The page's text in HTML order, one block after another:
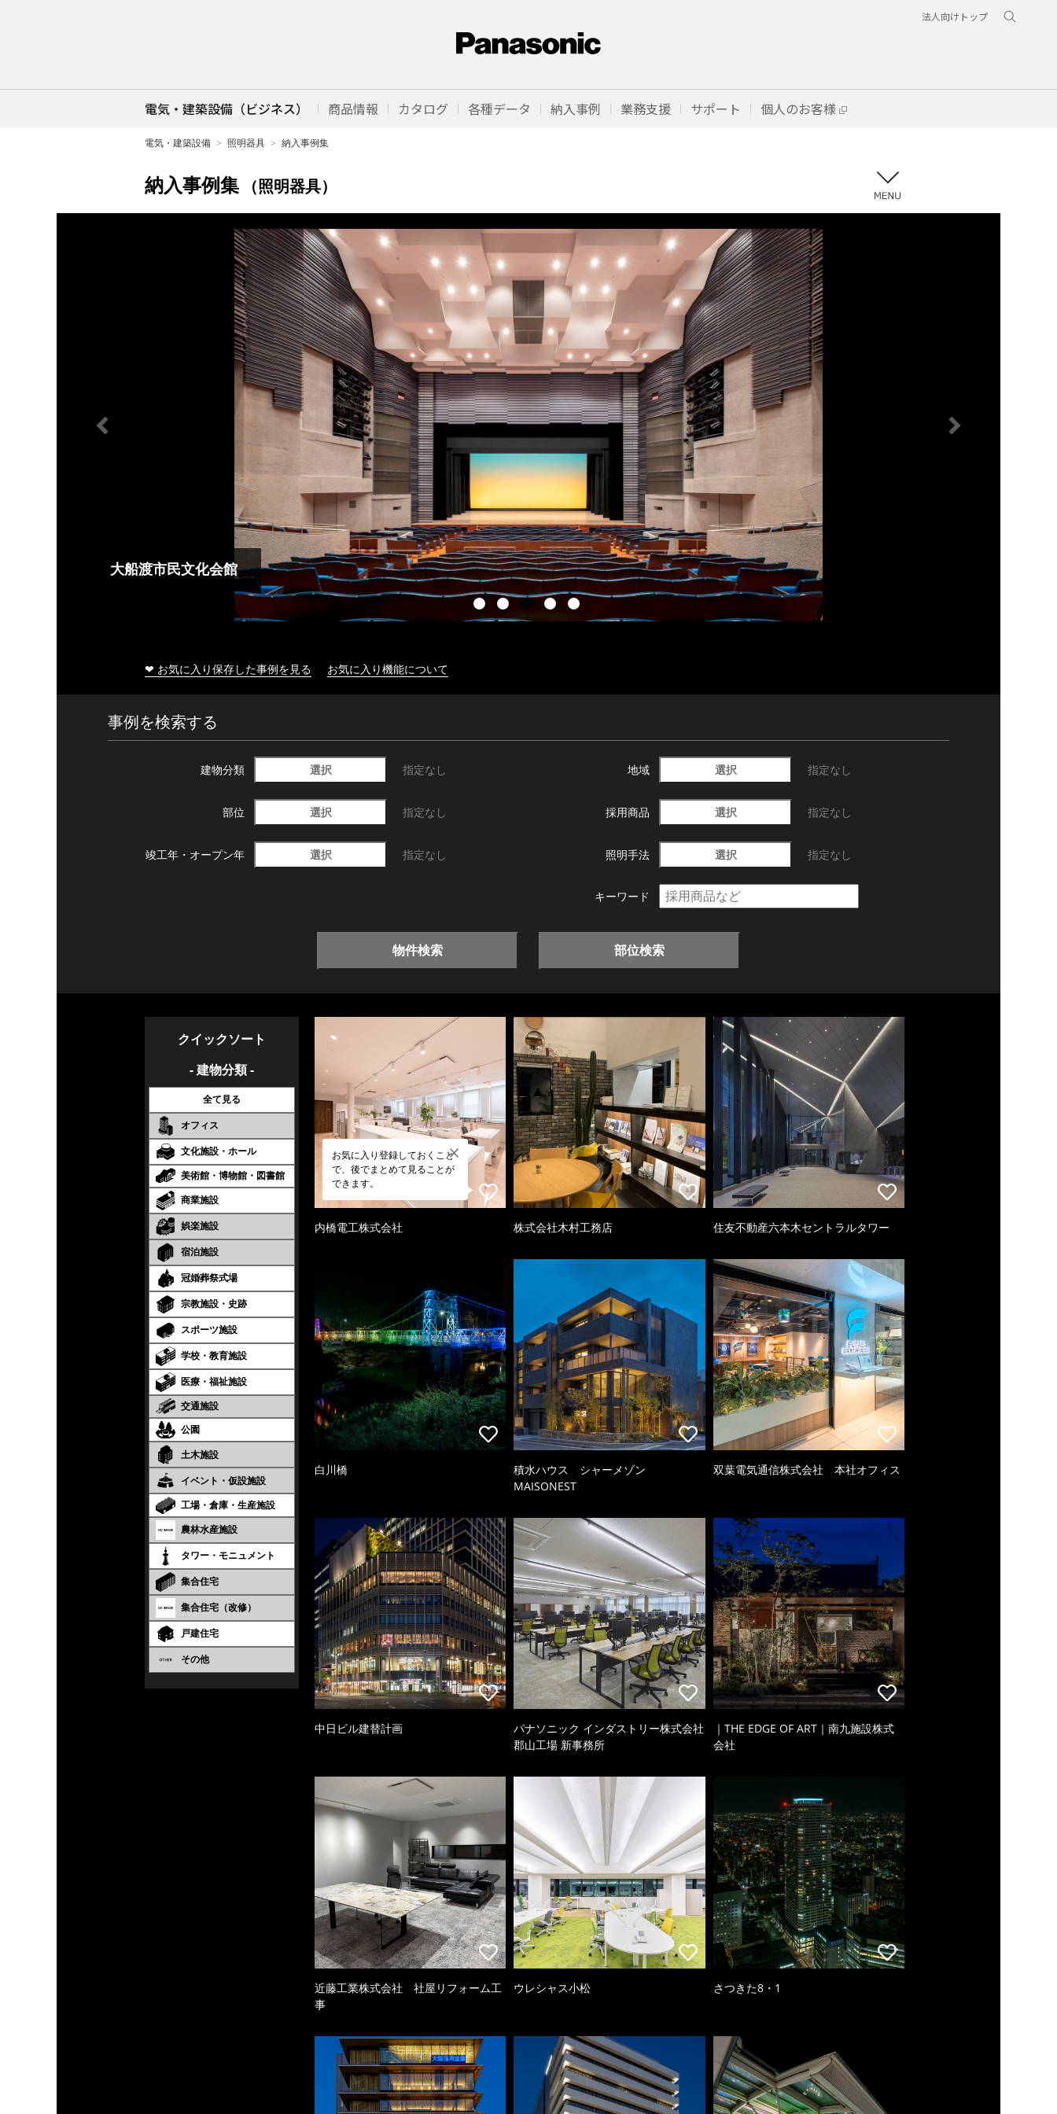
法人向けトップ
電気・建築設備（ビジネス） 商品情報 カタログ 各種データ 納入事例 業務支援 サポート 個人のお客様
電気・建築設備 照明器具 納入事例集
納入事例集 （照明器具）
大船渡市民文化会館
❤ お気に入り保存した事例を見る お気に入り機能について
事例を検索する
建物分類 選択 指定なし 地域 選択 指定なし
部位 選択 指定なし 採用商品 選択 指定なし
竣工年・ オープン年 選択 指定なし 照明手法 選択 指定なし
キーワード
物件検索 部位検索
クイックソート
- 建物分類 -
全て見る
オフィス
文化施設・ホール
美術館・博物館・図書館
商業施設
娯楽施設
宿泊施設
冠婚葬祭式場
宗教施設・史跡
スポーツ施設
学校・教育施設
医療・福祉施設
交通施設
公園
土木施設
イベント・仮設施設
工場・倉庫・生産施設
農林水産施設
タワー・モニュメント
集合住宅
集合住宅（改修）
戸建住宅
その他
お気に入り登録しておくこと
で、後でまとめて見ることが
できます。
内橋電工株式会社 株式会社木村工務店 住友不動産六本木セントラルタワー
白川橋
積水ハウス シャーメゾン
MAISONEST
双葉電気通信株式会社 本社オフィス
中日ビル建替計画
パナソニック インダストリー株式会社
郡山工場 新事務所
｜THE EDGE OF ART｜南九施設株式
会社
近藤工業株式会社 社屋リフォーム工
事
ウレシャス小松 さつきた8・1